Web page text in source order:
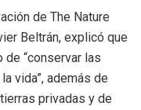
de The Nature
Beltrán, explicó que
de “conservar las
vida”, además de
privadas y de